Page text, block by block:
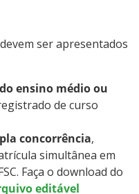
ser apresentados
ensino médio ou
de curso
concorrência,
simultânea em
Faça o download do
editável